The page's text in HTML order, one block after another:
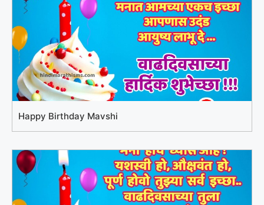
Happy Birthday Mavshi